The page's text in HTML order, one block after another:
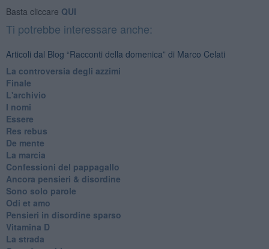
Basta cliccare QUI
Ti potrebbe interessare anche:
Articoli dal Blog “Racconti della domenica” di Marco Celati
La controversia degli azzimi
Finale
L'archivio
I nomi
Essere
Res rebus
De mente
La marcia
Confessioni del pappagallo
Ancora pensieri & disordine
Sono solo parole
Odi et amo
Pensieri in disordine sparso
Vitamina D
La strada